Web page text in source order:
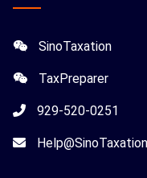
SinoTaxation
TaxPreparer
929-520-0251